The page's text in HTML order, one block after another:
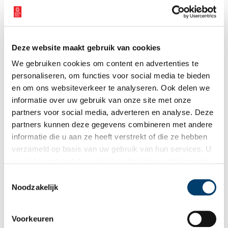
Deze website maakt gebruik van cookies
We gebruiken cookies om content en advertenties te
personaliseren, om functies voor social media te bieden
en om ons websiteverkeer te analyseren. Ook delen we
informatie over uw gebruik van onze site met onze
partners voor social media, adverteren en analyse. Deze
partners kunnen deze gegevens combineren met andere
informatie die u aan ze heeft verstrekt of die ze hebben
verzameld op basis van uw gebruik van hun services. U
Noodzakelijk
Voorkeuren
Deurroosters
In 1952 kregen de weduwe Amalia Sophia Blom-Gans en haar
roosters voor de ramen in de deur stellen de ‘Ontvoering van
Europa’ voor.
Bron:Stichting Oud Uithoorn / De Kwakel
Publicatiedatum: 06/08/2013
Wilt u op de hoogte blijven van de mooiste verhalen en het
laatste erfgoednieuws? Schrijf u dan nu in voor onze